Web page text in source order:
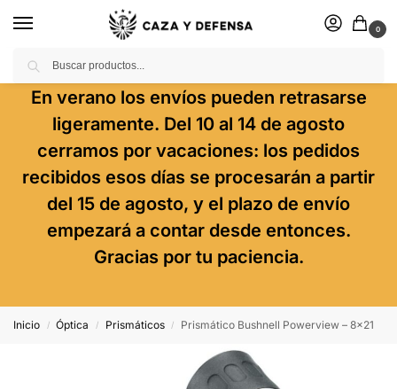
0
En verano los envíos pueden retrasarse
ligeramente. Del 10 al 14 de agosto
cerramos por vacaciones: los pedidos
recibidos esos días se procesarán a partir
del 15 de agosto, y el plazo de envío
empezará a contar desde entonces.
Gracias por tu paciencia.
Inicio / Óptica / Prismáticos / Prismático Bushnell Powerview – 8×21